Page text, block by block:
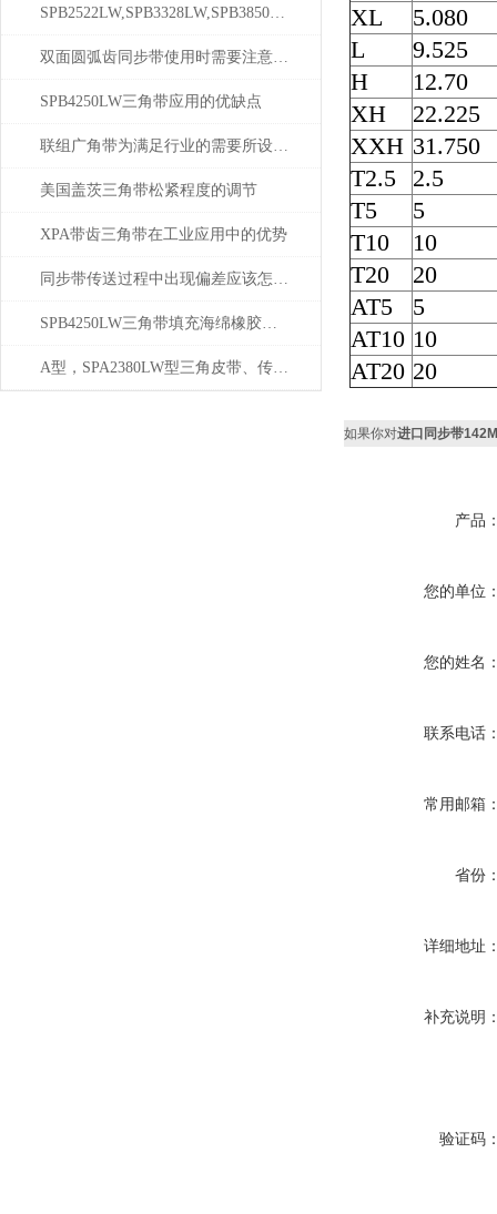
SPB2522LW,SPB3328LW,SPB3850三角带
双面圆弧齿同步带使用时需要注意些什么？
SPB4250LW三角带应用的优缺点
联组广角带为满足行业的需要所设计的分类
美国盖茨三角带松紧程度的调节
XPA带齿三角带在工业应用中的优势
同步带传送过程中出现偏差应该怎样进行调整？
SPB4250LW三角带填充海绵橡胶的好处
A型，SPA2380LW型三角皮带、传动带价格厂家
XL
5.080
L
9.525
H
12.70
XH
22.225
XXH 31.750
T2.5
2.5
T5
5
T10
10
T20
20
AT5
5
AT10 10
AT20 20
如果你对进口同步带
产品
您的单位
您的姓名
联系电话
常用邮箱
省份
详细地址
补充说明
验证码